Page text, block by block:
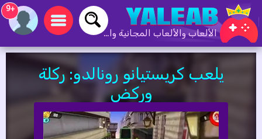
الألعاب والألعاب المجانية والألعاب عبر الإنترنت
+9
يلعب كريستيانو رونالدو: ركلة
وركض